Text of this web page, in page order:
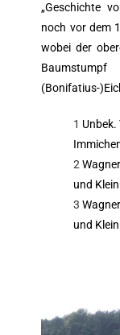
„Geschichte
noch vor dem
wobei der
(Bonifatius-
1
2
und
3
und